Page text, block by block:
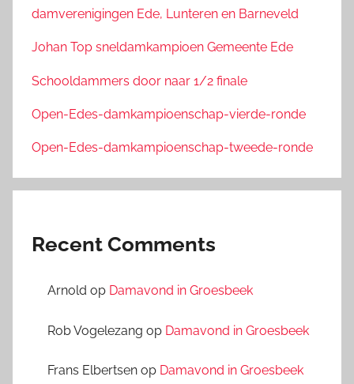
damverenigingen Ede, Lunteren en Barneveld
Johan Top sneldamkampioen Gemeente Ede
Schooldammers door naar 1/2 finale
Open-Edes-damkampioenschap-vierde-ronde
Open-Edes-damkampioenschap-tweede-ronde
Recent Comments
Arnold op Damavond in Groesbeek
Rob Vogelezang op Damavond in Groesbeek
Frans Elbertsen op Damavond in Groesbeek